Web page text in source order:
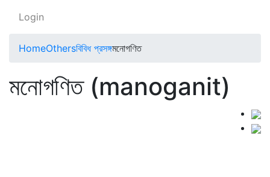
Login
HomeOthersবিবিধ প্রসঙ্গমনোগণিত
মনোগণিত (manoganit)